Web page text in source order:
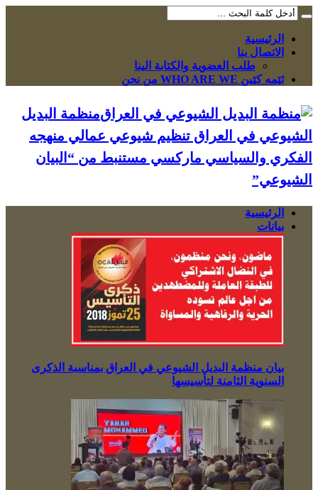
الرئيسية
الاتصال بنا
طلب العضوية والكتابة الينا
ئێمە کێین WHO ARE WE من نحن
منظمة البديل
الشيوعي في العراق تنظيم شيوعي عمالي منهجه
الفكري والسياسي ماركسي مستنبط من “البيان
الشيوعي”
الرئيسية
بيانات
بيان منظمة البديل الشيوعي في العراق بمناسبة الذكرى
السنوية الثامنة لتأسيسها